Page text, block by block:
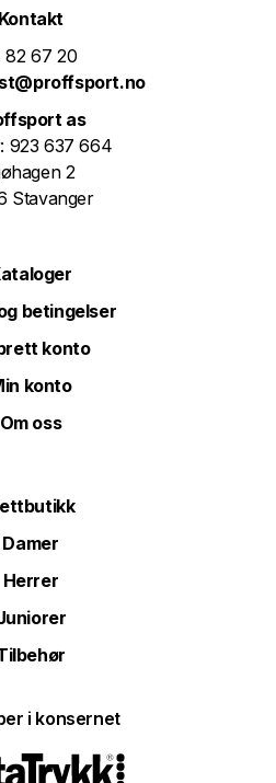
Kontakt
82 67 20
as
923 637 664
2
Stavanger
betingelser
konto
konto
Om oss
Damer
Herrer
i konsernet